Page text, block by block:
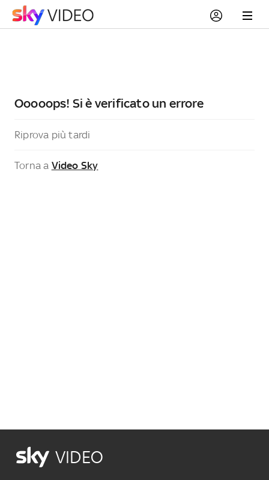
Ooooops! Si è verificato un errore
Riprova più tardi
Torna a Video Sky
VIDEO